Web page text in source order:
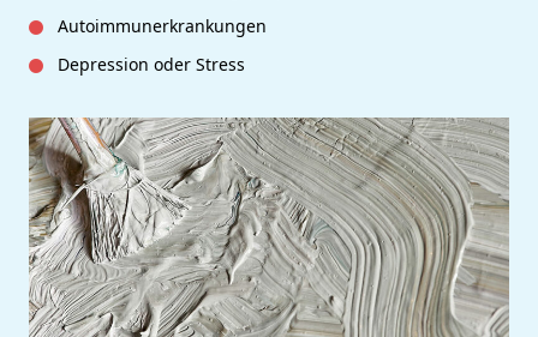
Autoimmunerkrankungen
Depression oder Stress